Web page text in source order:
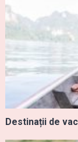
Destinații de